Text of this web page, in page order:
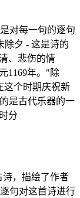
对每一句的逐句
除夕 - 这是诗的
、悲伤的情
1169年。"除
这个时期庆祝新
是古代乐器的一
分
诗，描绘了作者
句对这首诗进行